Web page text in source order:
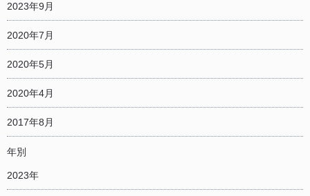
2023年9月
2020年7月
2020年5月
2020年4月
2017年8月
年別
2023年